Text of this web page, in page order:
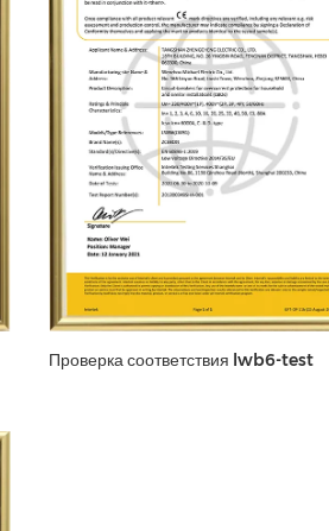
Проверка соответствия lwb6-test